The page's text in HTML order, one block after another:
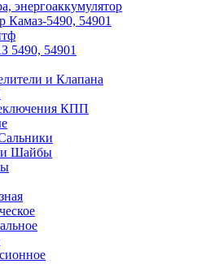
энергоаккумулятор
Камаз-5490, 54901
54901
и Клапана
КПП
Шайбы